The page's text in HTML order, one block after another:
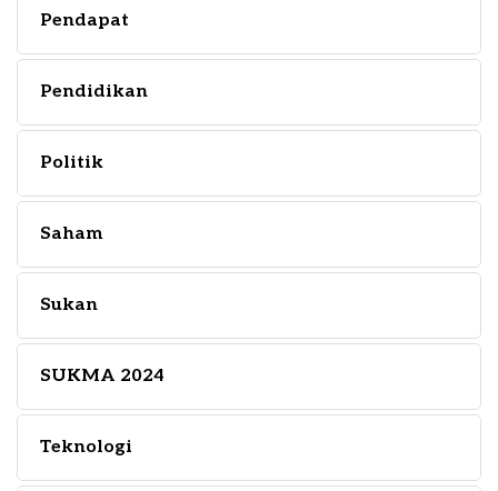
Pendapat
Pendidikan
Politik
Saham
Sukan
SUKMA 2024
Teknologi